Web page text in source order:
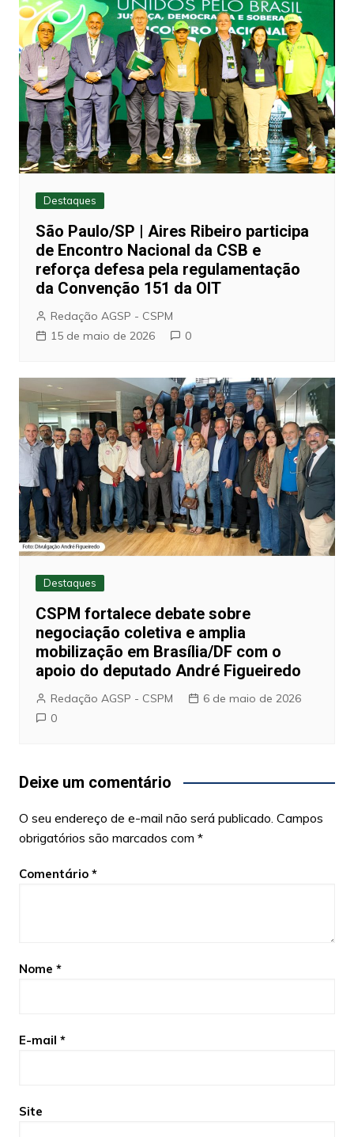
Destaques
São Paulo/SP | Aires Ribeiro participa
de Encontro Nacional da CSB e
reforça defesa pela regulamentação
da Convenção 151 da OIT
Redação AGSP - CSPM
15 de maio de 2026
0
Destaques
CSPM fortalece debate sobre
negociação coletiva e amplia
mobilização em Brasília/DF com o
apoio do deputado André Figueiredo
Redação AGSP - CSPM
6 de maio de 2026
0
Deixe um comentário
O seu endereço de e-mail não será publicado. Campos
obrigatórios são marcados com *
Comentário *
Nome *
E-mail *
Site